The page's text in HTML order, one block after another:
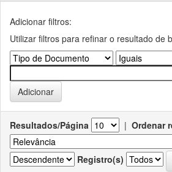
Adicionar filtros:
Utilizar filtros para refinar o resultado de
Resultados/Página | Ordenar
Registro(s)